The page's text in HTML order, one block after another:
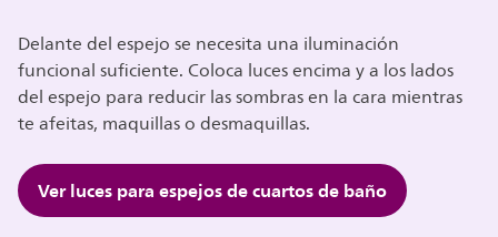
Delante del espejo se necesita una iluminación
funcional suficiente. Coloca luces encima y a los lados
del espejo para reducir las sombras en la cara mientras
te afeitas, maquillas o desmaquillas.
Ver luces para espejos de cuartos de baño